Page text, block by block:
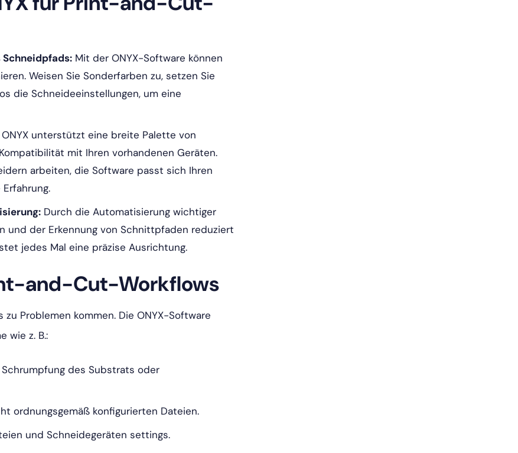
Mit der ONYX-Software können
Weisen Sie Sonderfarben zu, setzen Sie
die Schneideeinstellungen, um eine
ONYX unterstützt eine breite Palette von
mit Ihren vorhandenen Geräten.
arbeiten, die Software passt sich Ihren
Durch die Automatisierung wichtiger
und der Erkennung von Schnittpfaden reduziert
jedes Mal eine präzise Ausrichtung.
and-Cut-Workflows
Problemen kommen. Die ONYX-Software
wie z. B.:
des Substrats oder
ordnungsgemäß konfigurierten Dateien.
und Schneidegeräten settings.